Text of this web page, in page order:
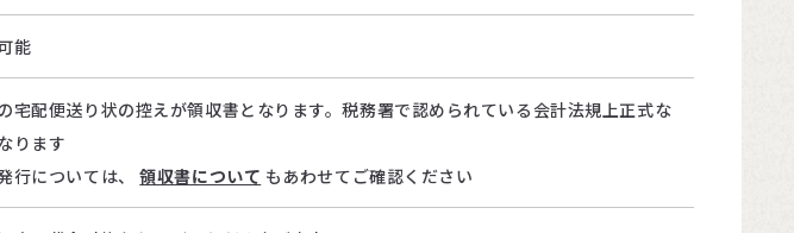
能
宅配便送り状の控えが領収書となります。税務署で認められている会計法規上正式な
ります
行については、領収書について もあわせてご確認ください